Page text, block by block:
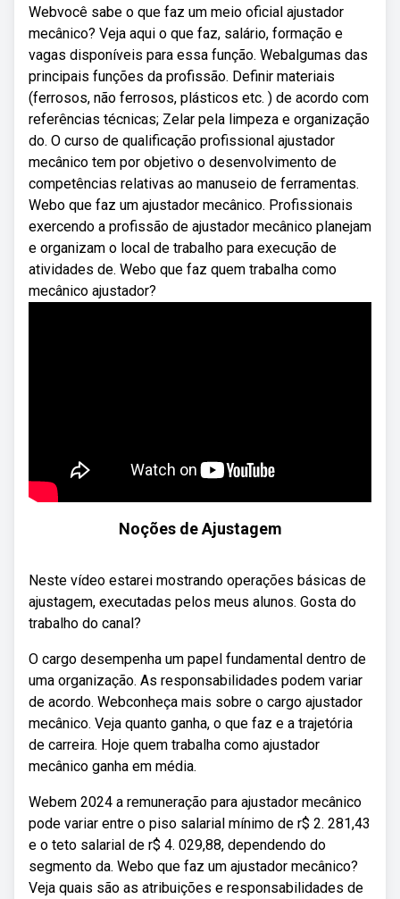
Webvocê sabe o que faz um meio oficial ajustador
mecânico? Veja aqui o que faz, salário, formação e
vagas disponíveis para essa função. Webalgumas das
principais funções da profissão. Definir materiais
(ferrosos, não ferrosos, plásticos etc. ) de acordo com
referências técnicas; Zelar pela limpeza e organização
do. O curso de qualificação profissional ajustador
mecânico tem por objetivo o desenvolvimento de
competências relativas ao manuseio de ferramentas.
Webo que faz um ajustador mecânico. Profissionais
exercendo a profissão de ajustador mecânico planejam
e organizam o local de trabalho para execução de
atividades de. Webo que faz quem trabalha como
mecânico ajustador?
Noções de Ajustagem
Neste vídeo estarei mostrando operações básicas de
ajustagem, executadas pelos meus alunos. Gosta do
trabalho do canal?
O cargo desempenha um papel fundamental dentro de
uma organização. As responsabilidades podem variar
de acordo. Webconheça mais sobre o cargo ajustador
mecânico. Veja quanto ganha, o que faz e a trajetória
de carreira. Hoje quem trabalha como ajustador
mecânico ganha em média.
Webem 2024 a remuneração para ajustador mecânico
pode variar entre o piso salarial mínimo de r$ 2. 281,43
e o teto salarial de r$ 4. 029,88, dependendo do
segmento da. Webo que faz um ajustador mecânico?
Veja quais são as atribuições e responsabilidades de